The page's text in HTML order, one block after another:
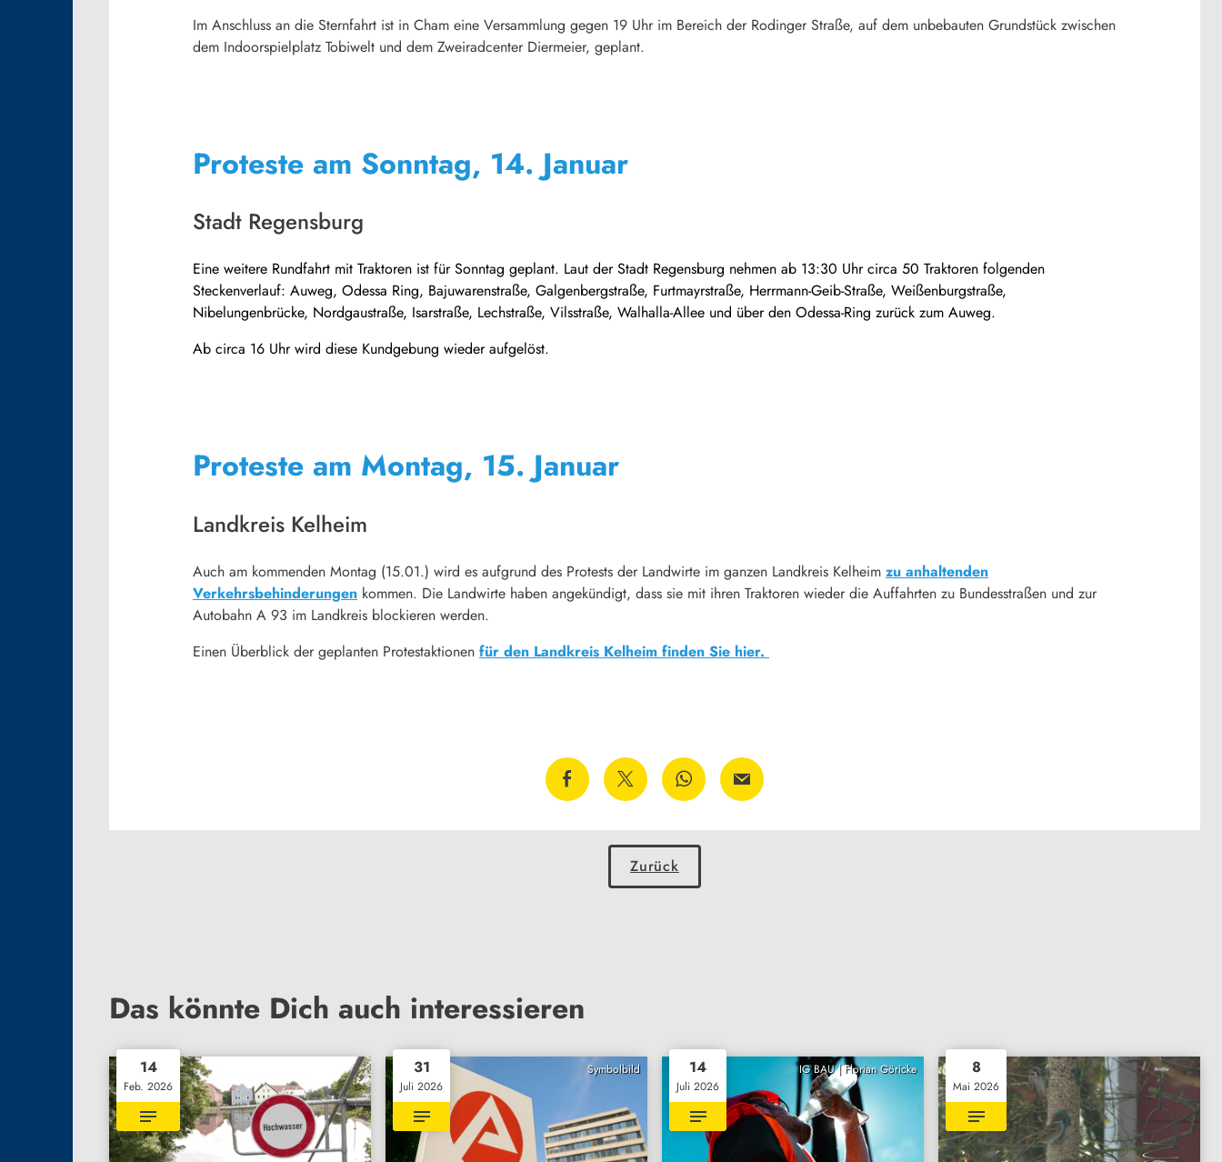
Im Anschluss an die Sternfahrt ist in Cham eine Versammlung gegen 19 Uhr im Bereich der Rodinger Straße, auf dem unbebauten Grundstück zwischen
dem Indoorspielplatz Tobiwelt und dem Zweiradcenter Diermeier, geplant.
Proteste am Sonntag, 14. Januar
Stadt Regensburg
Eine weitere Rundfahrt mit Traktoren ist für Sonntag geplant. Laut der Stadt Regensburg nehmen ab 13:30 Uhr circa 50 Traktoren folgenden
Steckenverlauf: Auweg, Odessa Ring, Bajuwarenstraße, Galgenbergstraße, Furtmayrstraße, Herrmann-Geib-Straße, Weißenburgstraße,
Nibelungenbrücke, Nordgaustraße, Isarstraße, Lechstraße, Vilsstraße, Walhalla-Allee und über den Odessa-Ring zurück zum Auweg.
Ab circa 16 Uhr wird diese Kundgebung wieder aufgelöst.
Proteste am Montag, 15. Januar
Landkreis Kelheim
Auch am kommenden Montag (15.01.) wird es aufgrund des Protests der Landwirte im ganzen Landkreis Kelheim zu anhaltenden
Verkehrsbehinderungen kommen. Die Landwirte haben angekündigt, dass sie mit ihren Traktoren wieder die Auffahrten zu Bundesstraßen und zur
Autobahn A 93 im Landkreis blockieren werden.
Einen Überblick der geplanten Protestaktionen für den Landkreis Kelheim finden Sie hier.
Zurück
Das könnte Dich auch interessieren
14
Feb. 2026
Symbolbild
31
Juli 2026
IG BAU | Florian Göricke
14
Juli 2026
8
Mai 2026